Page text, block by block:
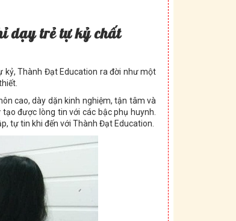
dạy trẻ tự kỷ chất
kỷ, Thành Đạt Education ra đời như một
cao, dày dặn kinh nghiệm, tận tâm và
được lòng tin với các bậc phụ huynh.
tự tin khi đến với Thành Đạt Education.